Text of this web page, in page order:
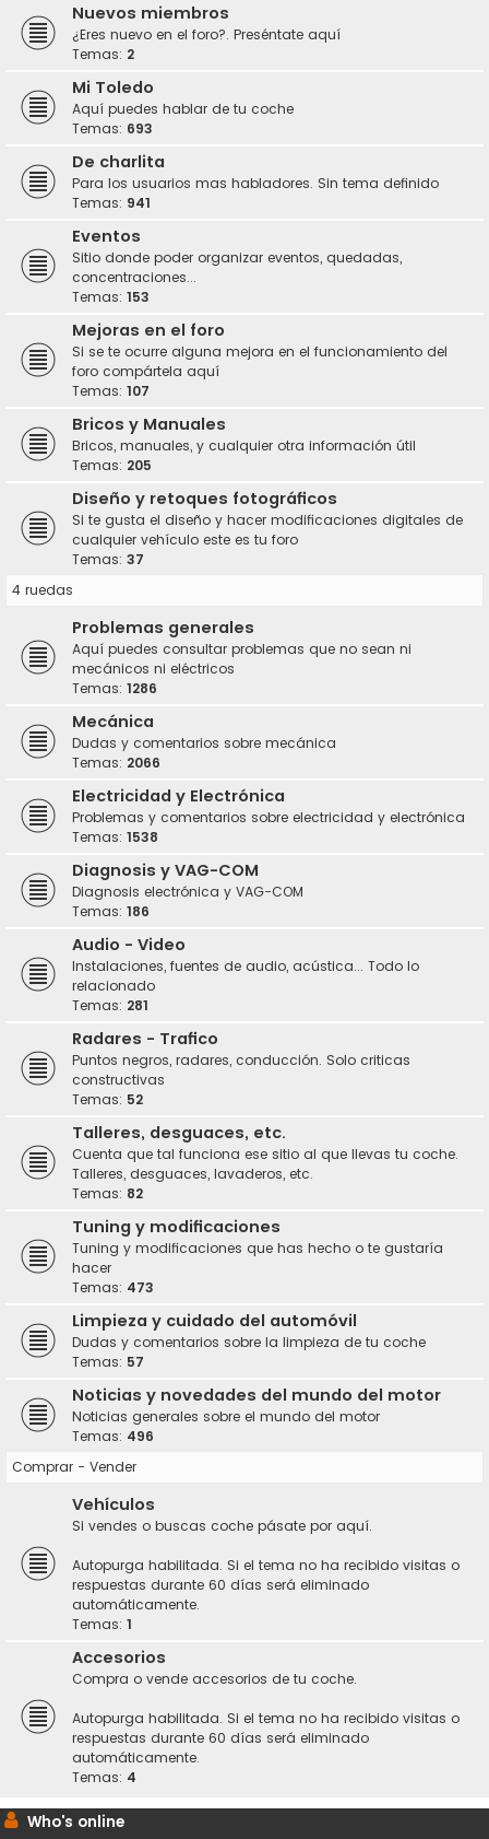
Nuevos miembros
¿Eres nuevo en el foro?. Preséntate aquí
Temas: 2
Mi Toledo
Aquí puedes hablar de tu coche
Temas: 693
De charlita
Para los usuarios mas habladores. Sin tema definido
Temas: 941
Eventos
Sitio donde poder organizar eventos, quedadas,
concentraciones...
Temas: 153
Mejoras en el foro
Si se te ocurre alguna mejora en el funcionamiento del
foro compártela aquí
Temas: 107
Bricos y Manuales
Bricos, manuales, y cualquier otra información útil
Temas: 205
Diseño y retoques fotográficos
Si te gusta el diseño y hacer modificaciones digitales de
cualquier vehículo este es tu foro
Temas: 37
4 ruedas
Problemas generales
Aquí puedes consultar problemas que no sean ni
mecánicos ni eléctricos
Temas: 1286
Mecánica
Dudas y comentarios sobre mecánica
Temas: 2066
Electricidad y Electrónica
Problemas y comentarios sobre electricidad y electrónica
Temas: 1538
Diagnosis y VAG-COM
Diagnosis electrónica y VAG-COM
Temas: 186
Audio - Video
Instalaciones, fuentes de audio, acústica... Todo lo
relacionado
Temas: 281
Radares - Trafico
Puntos negros, radares, conducción. Solo criticas
constructivas
Temas: 52
Talleres, desguaces, etc.
Cuenta que tal funciona ese sitio al que llevas tu coche.
Talleres, desguaces, lavaderos, etc.
Temas: 82
Tuning y modificaciones
Tuning y modificaciones que has hecho o te gustaría
hacer
Temas: 473
Limpieza y cuidado del automóvil
Dudas y comentarios sobre la limpieza de tu coche
Temas: 57
Noticias y novedades del mundo del motor
Noticias generales sobre el mundo del motor
Temas: 496
Comprar - Vender
Vehículos
Si vendes o buscas coche pásate por aquí.
Autopurga habilitada. Si el tema no ha recibido visitas o
respuestas durante 60 días será eliminado
automáticamente.
Temas: 1
Accesorios
Compra o vende accesorios de tu coche.
Autopurga habilitada. Si el tema no ha recibido visitas o
respuestas durante 60 días será eliminado
automáticamente.
Temas: 4
Who's online